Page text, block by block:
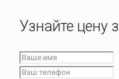
Узнайте цену